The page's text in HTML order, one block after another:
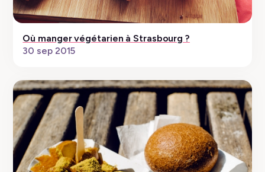
Où manger végétarien à Strasbourg ?
30 sep 2015